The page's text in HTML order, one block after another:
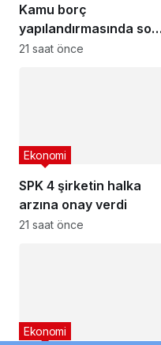
Kamu borç
yapılandırmasında son
başvuru tarihi
21 saat önce
SPK 4 şirketin halka
arzına onay verdi
Ekonomi
21 saat önce
Ekonomi